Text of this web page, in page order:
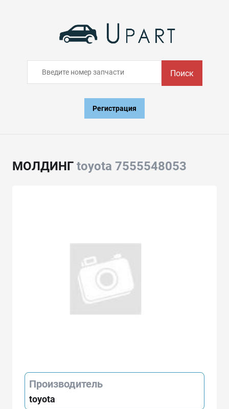
Поиск
Регистрация
МОЛДИНГ toyota 7555548053
Производитель
toyota